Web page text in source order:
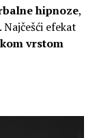
hipnoze,
Najčešći efekat
vrstom